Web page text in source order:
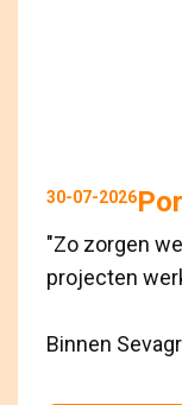
30-07-2026
"Zo zorgen
projecten
Binnen